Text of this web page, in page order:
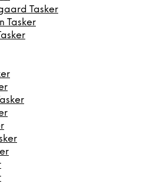
Tasker
Tasker